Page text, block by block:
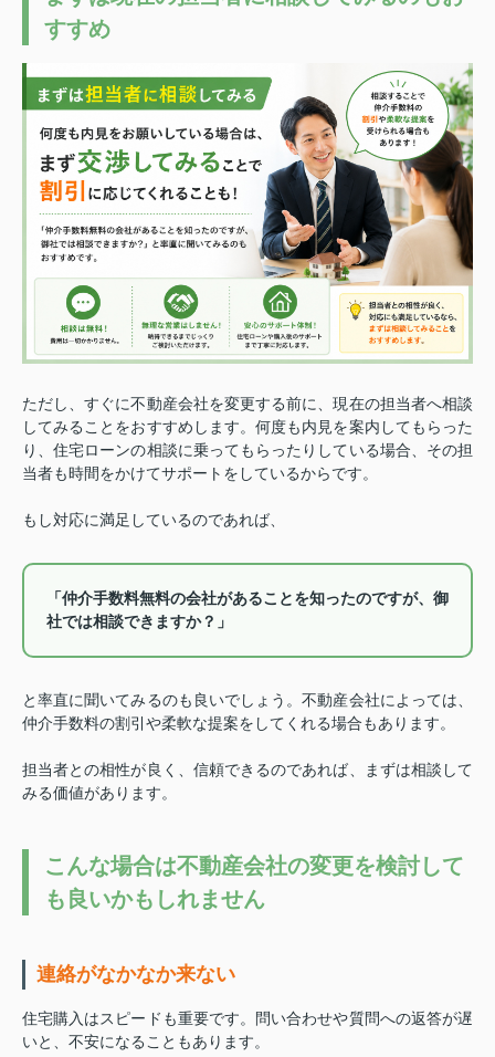
すすめ
ただし、すぐに不動産会社を変更する前に、現在の担当者へ相談
してみることをおすすめします。何度も内見を案内してもらった
り、住宅ローンの相談に乗ってもらったりしている場合、その担
当者も時間をかけてサポートをしているからです。
もし対応に満足しているのであれば、
「仲介手数料無料の会社があることを知ったのですが、御
社では相談できますか？」
と率直に聞いてみるのも良いでしょう。不動産会社によっては、
仲介手数料の割引や柔軟な提案をしてくれる場合もあります。
担当者との相性が良く、信頼できるのであれば、まずは相談して
みる価値があります。
こんな場合は不動産会社の変更を検討して
も良いかもしれません
連絡がなかなか来ない
住宅購入はスピードも重要です。問い合わせや質問への返答が遅
いと、不安になることもあります。